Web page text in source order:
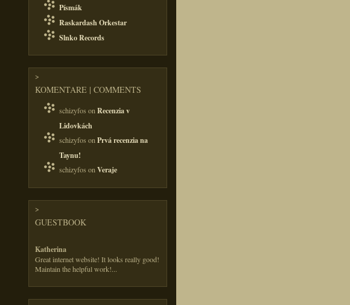
Písmák
Raskardash Orkestar
Slnko Records
>
KOMENTARE | COMMENTS
schizyfos onRecenzia v
Lidovkách
schizyfos onPrvá recenzia na
Taynu!
schizyfos onVeraje
>
GUESTBOOK
Katherina
Great internet website! It looks really good!
Maintain the helpful work!...